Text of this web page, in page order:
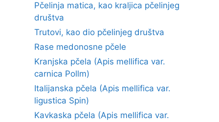
Pčelinja matica, kao kraljica pčelinjeg
društva
Trutovi, kao dio pčelinjeg društva
Rase medonosne pčele
Kranjska pčela (Apis mellifica var.
carnica Pollm)
Italijanska pčela (Apis mellifica var.
ligustica Spin)
Kavkaska pčela (Apis mellifica var.